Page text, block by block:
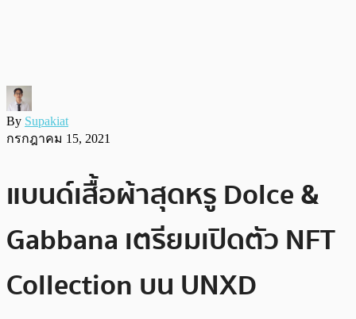
By Supakiat
กรกฎาคม 15, 2021
แบนด์เสื้อผ้าสุดหรู Dolce &
Gabbana เตรียมเปิดตัว NFT
Collection บน UNXD